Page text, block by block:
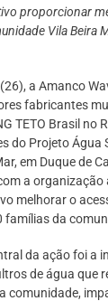
proporcionar
Vila Beira
a Amanco
fabricantes
TETO Brasil no
do Projeto Água
em Duque de
a organização
melhorar o
da
da ação foi a
de água que
comunidade,